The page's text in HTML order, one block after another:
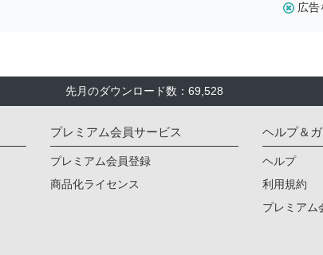
広告
先月のダウンロード数：69,528
プレミアム会員サービス
プレミアム会員登録
商品化ライセンス
ヘルプ＆
ヘルプ
利用規約
プレミアム